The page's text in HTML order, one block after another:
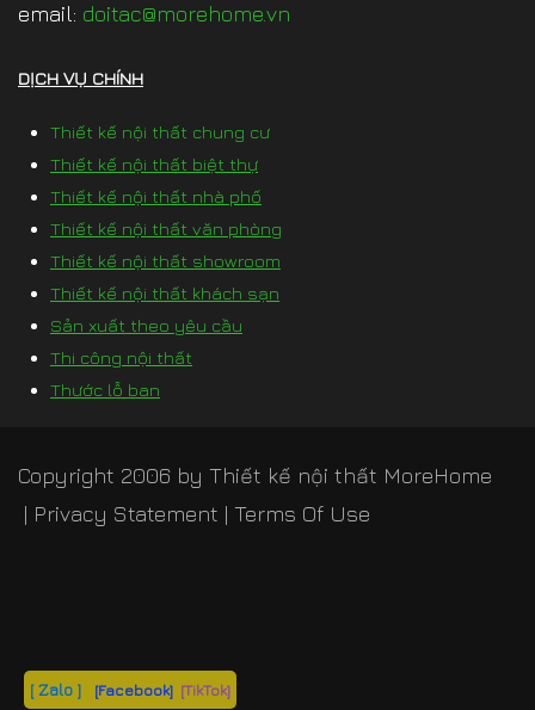
[ Zalo ] [Facebook] [TikTok]
email: doitac@morehome.vn
DỊCH VỤ CHÍNH
Thiết kế nội thất chung cư
Thiết kế nội thất biệt thự
Thiết kế nội thất nhà phố
Thiết kế nội thất văn phòng
Thiết kế nội thất showroom
Thiết kế nội thất khách sạn
Sản xuất theo yêu cầu
Thi công nội thất
Thước lỗ ban
Copyright 2006 by Thiết kế nội thất MoreHome
| Privacy Statement | Terms Of Use